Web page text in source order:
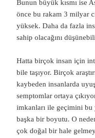
Bunun büyük kısmı ise
önce bu rakam 3 milyar
yüksek. Daha da fazla
sahip olacağını
Hatta birçok insan için
bile taşıyor. Birçok
kaybeden insanlarda
semptomlar ortaya
imkanları ile geçimini
başka bir boyutu. O
çok doğal bir hale